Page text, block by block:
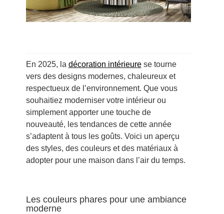
En 2025, la décoration intérieurese tourne
vers des designs modernes, chaleureux et
respectueux de l’environnement. Que vous
souhaitiez moderniser votre intérieur ou
simplement apporter une touche de
nouveauté, les tendances de cette année
s’adaptent à tous les goûts. Voici un aperçu
des styles, des couleurs et des matériaux à
adopter pour une maison dans l’air du temps.
Les couleurs phares pour une ambiance
moderne